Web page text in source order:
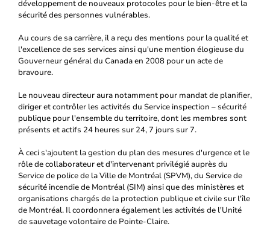
développement de nouveaux protocoles pour le bien-être et la
sécurité des personnes vulnérables.
Au cours de sa carrière, il a reçu des mentions pour la qualité et
l'excellence de ses services ainsi qu'une mention élogieuse du
Gouverneur général du Canada en 2008 pour un acte de
bravoure.
Le nouveau directeur aura notamment pour mandat de planifier,
diriger et contrôler les activités du Service inspection – sécurité
publique pour l'ensemble du territoire, dont les membres sont
présents et actifs 24 heures sur 24, 7 jours sur 7.
À ceci s'ajoutent la gestion du plan des mesures d'urgence et le
rôle de collaborateur et d'intervenant privilégié auprès du
Service de police de la Ville de Montréal (SPVM), du Service de
sécurité incendie de Montréal (SIM) ainsi que des ministères et
organisations chargés de la protection publique et civile sur l'île
de Montréal. Il coordonnera également les activités de l'Unité
de sauvetage volontaire de Pointe-Claire.